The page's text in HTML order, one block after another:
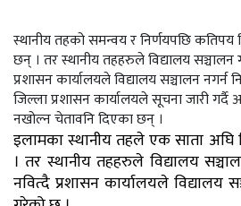
स्थानीय तहको समन्वय र निर्णयपछि
छन् । तर स्थानीय तहहरुले विद्यालय सञ्चालन
प्रशासन कार्यालयले विद्यालय सञ्चालन नगर्न
जिल्ला प्रशासन कार्यालयले सूचना जारी गर्दै
नखोल्न चेतावनि दिएका छन् ।
इलामका स्थानीय तहले एक साता अघि
। तर स्थानीय तहहरुले विद्यालय
नवित्दै प्रशासन कार्यालयले विद्यालय